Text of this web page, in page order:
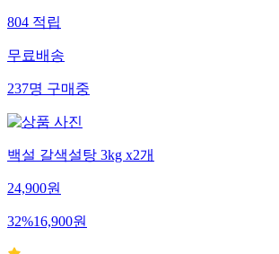
804적립
무료배송
237명구매중
백설 갈색설탕 3kg x2개
24,900원
32%16,900원